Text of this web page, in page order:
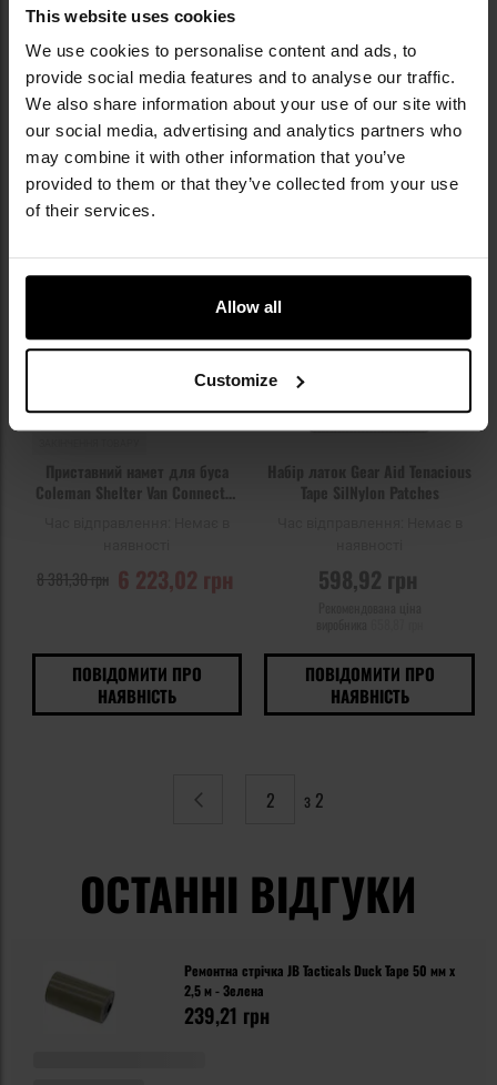
This website uses cookies
We use cookies to personalise content and ads, to
provide social media features and to analyse our traffic.
We also share information about your use of our site with
our social media, advertising and analytics partners who
may combine it with other information that you’ve
provided to them or that they’ve collected from your use
of their services.
Allow all
Customize
Час відправлення: Немає в
наявності
479,02 грн
ПОВІДОМИТИ ПРО
НАЯВНІСТЬ
наявності
538,97 грн
ПОВІДОМИТИ ПРО
НАЯВНІСТЬ
Немає в наявності
списку
уподобань
ФІНАЛЬНИЙ РОЗПРОДАЖ
Приставний намет для буса
Coleman Shelter Van Connector
6 223,02 грн
8 381,30 грн
ПОВІДОМИТИ ПРО
НАЯВНІСТЬ
Немає в наявності
Набір латок Gear Aid Tenacious
Tape SilNylon Patches
598,92 грн
ПОВІДОМИТИ ПРО
НАЯВНІСТЬ
Сторінка
Попереднє
з 2
ОСТАННІ ВІДГУКИ
Ремонтна стрічка JB Tacticals Duck Tape 50 мм x
2,5 м - Зелена
239,21 грн